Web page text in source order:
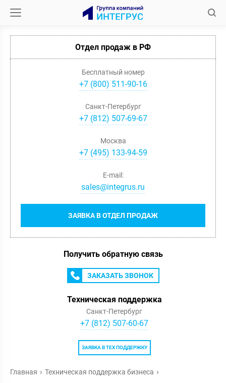
Отдел продаж в РФ
Бесплатный номер
+7 (800) 511-90-16
Санкт-Петербург
+7(812) 507-69-67
Москва
+7(495) 133-94-59
ЗАЯВКА В ОТДЕЛ ПРОДАЖ
E-mail:
sales@integrus.ru
Получить обратную связь
ЗАКАЗАТЬ ЗВОНОК
Техническая поддержка
Санкт-Петербург
+7 (812) 507-60-67
ЗАЯВКА В ТЕХ ПОДДЕРЖКУ
Главная Техническая поддержка бизнеса